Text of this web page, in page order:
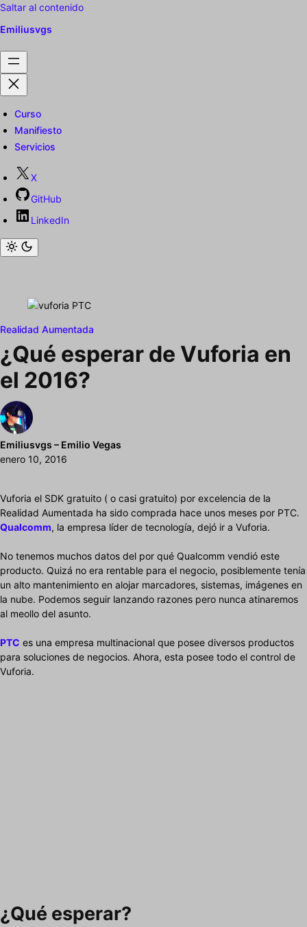
Saltar al contenido
Emiliusvgs
Curso
Manifiesto
Servicios
X
GitHub
LinkedIn
Realidad Aumentada
¿Qué esperar de Vuforia en
el 2016?
Emiliusvgs – Emilio Vegas
enero 10, 2016
Vuforia el SDK gratuito ( o casi gratuito) por excelencia de la
Realidad Aumentada ha sido comprada hace unos meses por PTC.
Qualcomm, la empresa líder de tecnología, dejó ir a Vuforia.
No tenemos muchos datos del por qué Qualcomm vendió este
producto. Quizá no era rentable para el negocio, posiblemente tenía
un alto mantenimiento en alojar marcadores, sistemas, imágenes en
la nube. Podemos seguir lanzando razones pero nunca atinaremos
al meollo del asunto.
PTC es una empresa multinacional que posee diversos productos
para soluciones de negocios. Ahora, esta posee todo el control de
Vuforia.
¿Qué esperar?